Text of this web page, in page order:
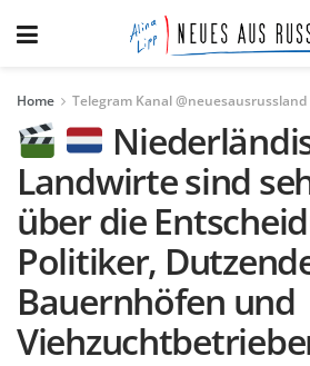
Home Telegram Kanal @neuesausrussland
Landwirte sind
über die
Politiker,
Bauernhöfen und